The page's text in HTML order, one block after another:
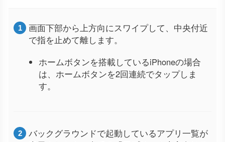
画面下部から上方向にスワイプして、中央付近
で指を止めて離します。
ホームボタンを搭載しているiPhoneの場合
は、ホームボタンを2回連続でタップしま
す。
バックグラウンドで起動しているアプリ一覧が